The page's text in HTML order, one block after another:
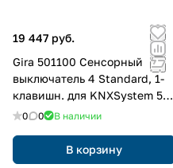
19 447 руб.
Gira 501100 Сенсорный
выключатель 4 Standard, 1-
клавишн. для KNXSystem 55,
с Присутствует кнопка
0 0 В наличии
В корзину